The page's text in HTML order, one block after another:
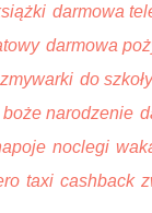
darmowa
darmowa
do szkoły
boże narodzenie
noclegi
taxi cashback